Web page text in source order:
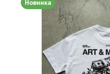
Новинка